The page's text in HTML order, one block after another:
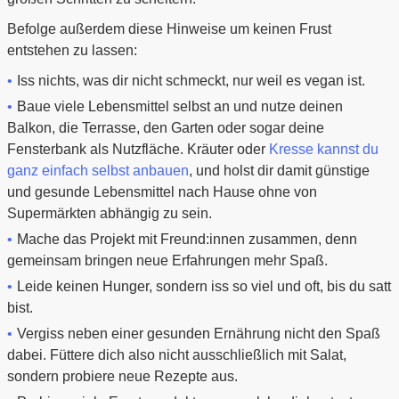
Befolge außerdem diese Hinweise um keinen Frust
entstehen zu lassen:
Iss nichts, was dir nicht schmeckt, nur weil es vegan ist.
Baue viele Lebensmittel selbst an und nutze deinen
Balkon, die Terrasse, den Garten oder sogar deine
Fensterbank als Nutzfläche. Kräuter oder Kresse kannst du
ganz einfach selbst anbauen, und holst dir damit günstige
und gesunde Lebensmittel nach Hause ohne von
Supermärkten abhängig zu sein.
Mache das Projekt mit Freund:innen zusammen, denn
gemeinsam bringen neue Erfahrungen mehr Spaß.
Leide keinen Hunger, sondern iss so viel und oft, bis du satt
bist.
Vergiss neben einer gesunden Ernährung nicht den Spaß
dabei. Füttere dich also nicht ausschließlich mit Salat,
sondern probiere neue Rezepte aus.